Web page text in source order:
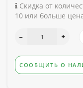
Скидка от
10 или больше
СООБЩИТЬ О